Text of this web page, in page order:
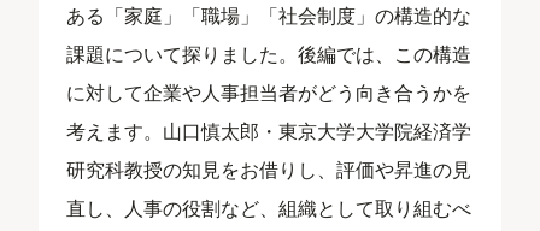
ある「家庭」「職場」「社会制度」の構造的な
課題について探りました。後編では、この構造
に対して企業や人事担当者がどう向き合うかを
考えます。山口慎太郎・東京大学大学院経済学
研究科教授の知見をお借りし、評価や昇進の見
直し、人事の役割など、組織として取り組むべ